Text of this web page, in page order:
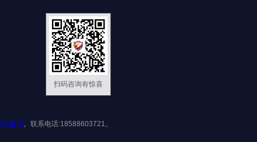
扫码咨询有惊喜
流量池。联系电话:18588603721。